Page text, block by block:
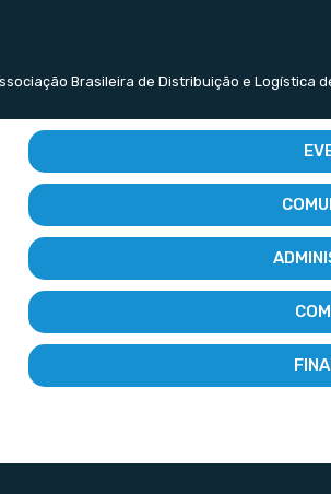
Brasileira de Distribuição e Logística